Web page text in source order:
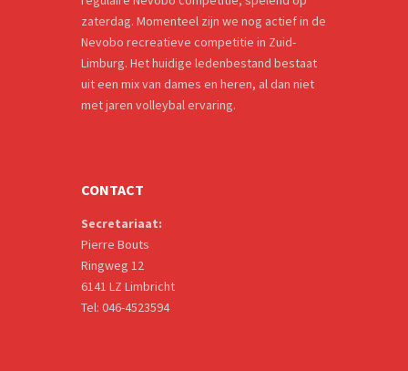
zaterdag. Momenteel zijn we nog actief in de
Nevobo recreatieve competitie in Zuid-
Limburg. Het huidige ledenbestand bestaat
uit een mix van dames en heren, al dan niet
met jaren volleybal ervaring.
CONTACT
Secretariaat:
Pierre Bouts
Ringweg 12
6141 LZ Limbricht
Tel: 046-4523594